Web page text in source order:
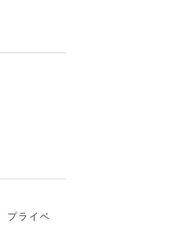
プライベ